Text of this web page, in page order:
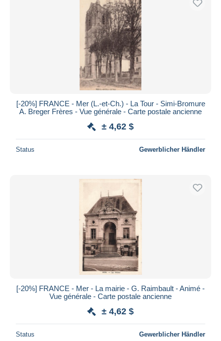
[-20%] FRANCE - Mer (L.-et-Ch.) - La Tour - Simi-Bromure
A. Breger Frères - Vue générale - Carte postale ancienne
± 4,62 $
Status Gewerblicher Händler
[-20%] FRANCE - Mer - La mairie - G. Raimbault - Animé -
Vue générale - Carte postale ancienne
± 4,62 $
Status Gewerblicher Händler